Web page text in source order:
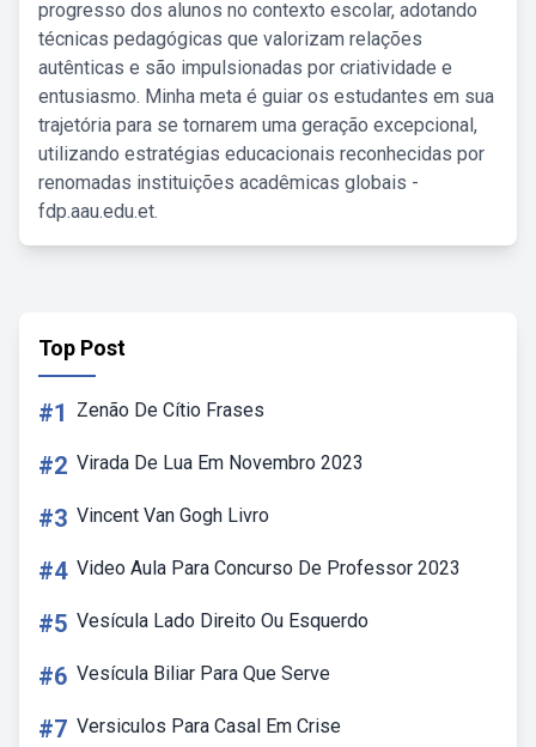
progresso dos alunos no contexto escolar, adotando
técnicas pedagógicas que valorizam relações
autênticas e são impulsionadas por criatividade e
entusiasmo. Minha meta é guiar os estudantes em sua
trajetória para se tornarem uma geração excepcional,
utilizando estratégias educacionais reconhecidas por
renomadas instituições acadêmicas globais -
fdp.aau.edu.et.
Top Post
#1 Zenão De Cítio Frases
#2 Virada De Lua Em Novembro 2023
#3 Vincent Van Gogh Livro
#4 Video Aula Para Concurso De Professor 2023
#5 Vesícula Lado Direito Ou Esquerdo
#6 Vesícula Biliar Para Que Serve
#7 Versiculos Para Casal Em Crise